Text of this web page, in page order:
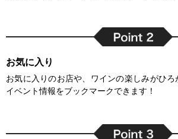
お気に入り
お気に入りのお店や、ワインの楽しみがひろ
イベント情報をブックマークできます！